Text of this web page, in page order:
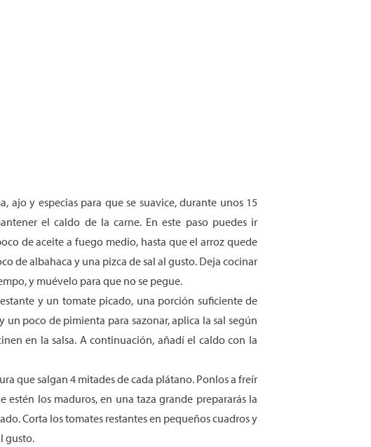
ajo y especias para que se suavice, durante unos 15
el caldo de la carne. En este paso puedes ir
de aceite a fuego medio, hasta que el arroz quede
de albahaca y una pizca de sal al gusto. Deja cocinar
y muévelo para que no se pegue.
y un tomate picado, una porción suficiente de
un poco de pimienta para sazonar, aplica la sal según
en la salsa. A continuación, añadí el caldo con la
que salgan 4 mitades de cada plátano. Ponlos a freír
los maduros, en una taza grande prepararás la
Corta los tomates restantes en pequeños cuadros y
gusto.